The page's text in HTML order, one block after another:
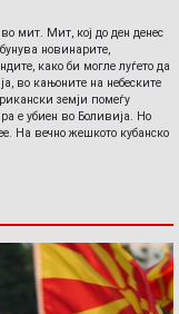
мит. Мит, кој до ден денес
новинарите,
како би могле луѓето да
во кањоните на небеските
земји помеѓу
е убиен во Боливија. Но
На вечно жешкото кубанско